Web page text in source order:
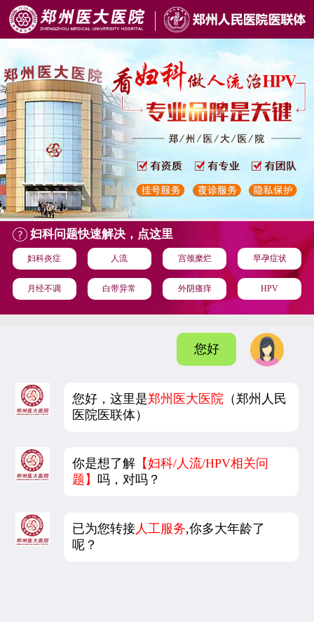
妇科问题快速解决，点这里
妇科炎症 人流 宫颈糜烂 早孕症状
月经不调 白带异常 外阴瘙痒 HPV
您好
您好，这里是郑州医大医院 （郑州人民
医院医联体）
你是想了解 【妇科/人流/HPV相关问
题】吗，对吗？
已为您转接 人工服务,你多大年龄了
呢？